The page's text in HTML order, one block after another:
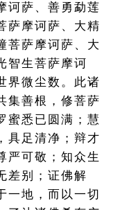
诃萨、善勇勐莲
萨摩诃萨、大精
菩萨摩诃萨、大
智生菩萨摩诃
界微尘数。此诸
集善根，修菩萨
蜜悉已圆满；慧
具足清净；辩才
严可敬；知众生
差别；证佛解
一地，而以一切